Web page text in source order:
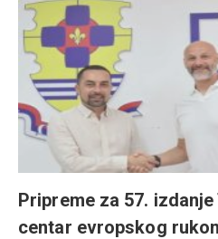
Pripreme za 57.
centar evropskog